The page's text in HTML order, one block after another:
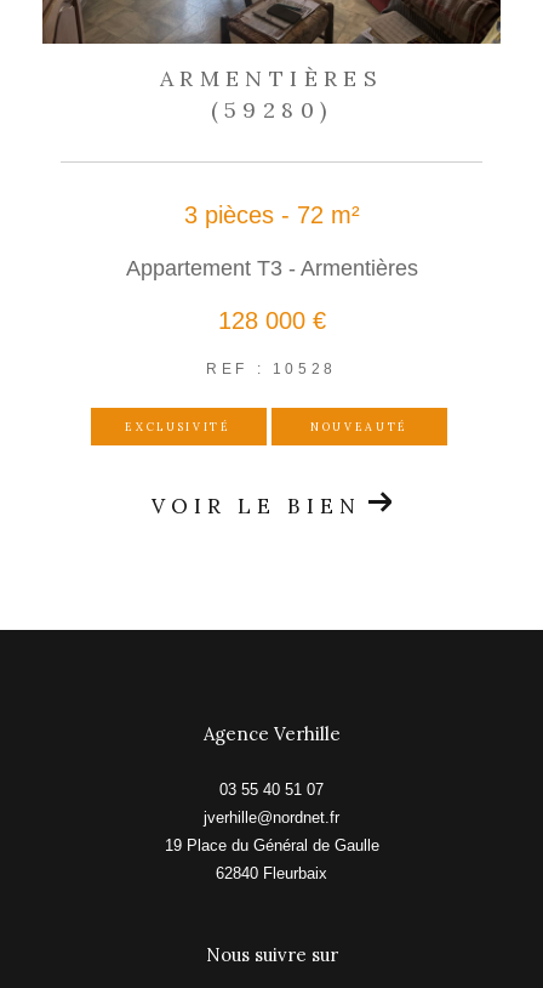
ARMENTIÈRES
(59280)
3 pièces - 72 m²
Appartement T3 - Armentières
128 000 €
REF : 10528
EXCLUSIVITÉ NOUVEAUTÉ
VOIR LE BIEN
Agence Verhille
03 55 40 51 07
jverhille@nordnet.fr
19 Place du Général de Gaulle
62840
fleurbaix
Nous suivre sur